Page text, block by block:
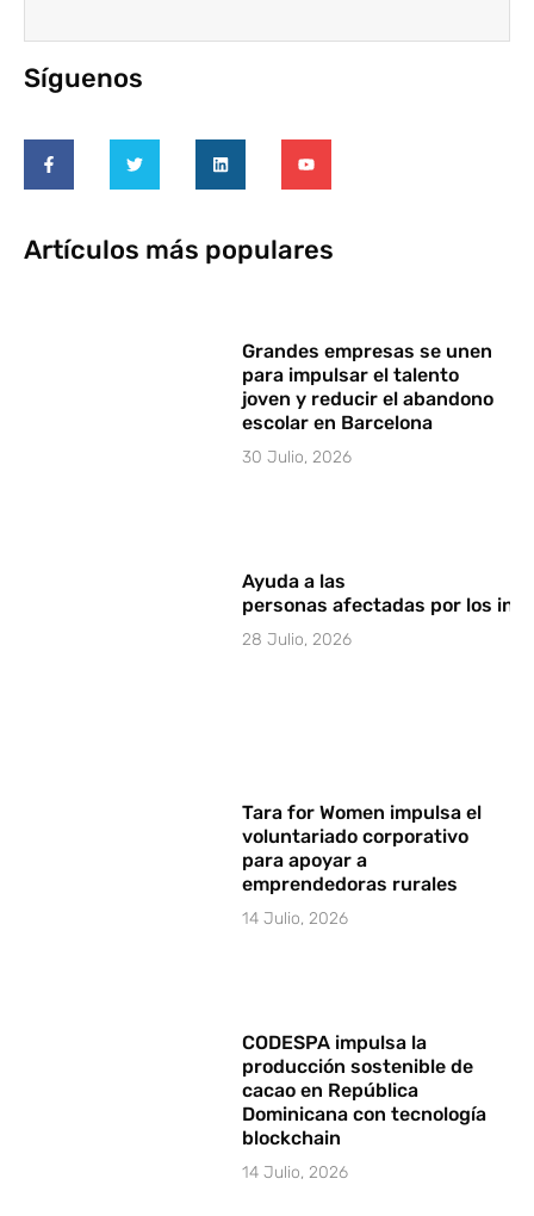
Síguenos
Artículos más populares
Grandes empresas se unen
para impulsar el talento
joven y reducir el abandono
escolar en Barcelona
30 Julio, 2026
Ayuda a las
personas afectadas por los
28 Julio, 2026
Tara for Women impulsa el
voluntariado corporativo
para apoyar a
emprendedoras rurales
14 Julio, 2026
CODESPA impulsa la
producción sostenible de
cacao en República
Dominicana con tecnología
blockchain
14 Julio, 2026